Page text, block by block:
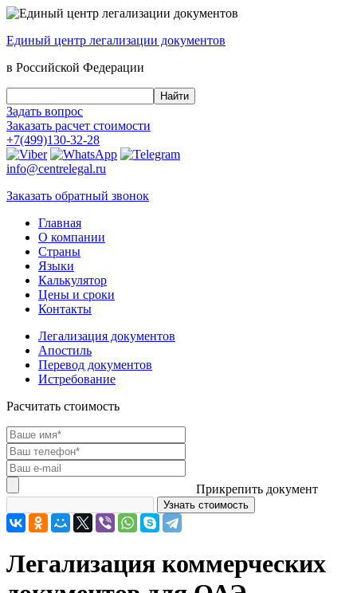
Единый центр легализации документов
в Российской Федерации
Задать вопрос
Заказать расчет стоимости
+7(499)130-32-28
info@centrelegal.ru
Заказать обратный звонок
Главная
О компании
Страны
Языки
Калькулятор
Цены и сроки
Контакты
Легализация документов
Апостиль
Перевод документов
Истребование
Расчитать стоимость
Прикрепить документ
Легализация коммерческих